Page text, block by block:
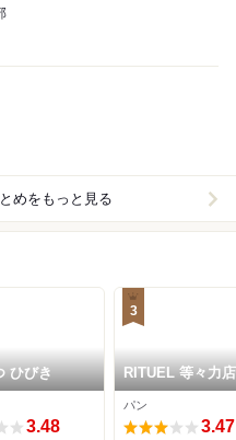
めをもっと見る
ひびき
3.48
3
RITUEL 等々力店
パン
3.47